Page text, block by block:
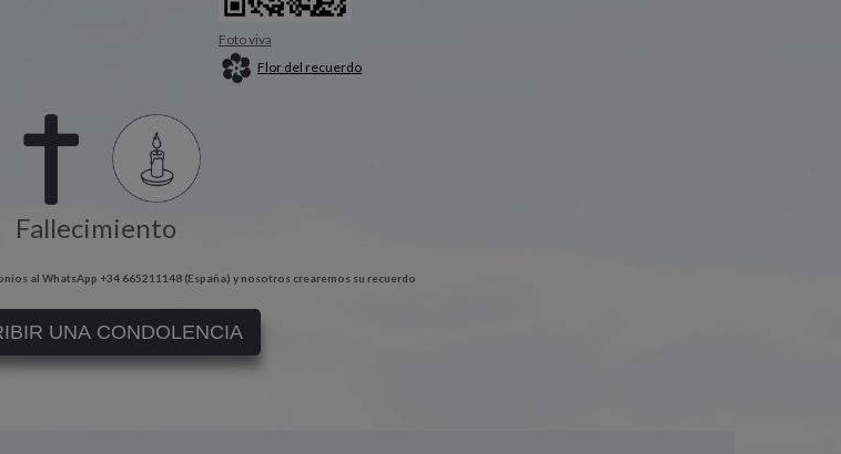
Foto viva
Flor del recuerdo
Fallecimiento
al WhatsApp +34 665211148 (España) y nosotros crearemos su recuerdo
UNA CONDOLENCIA